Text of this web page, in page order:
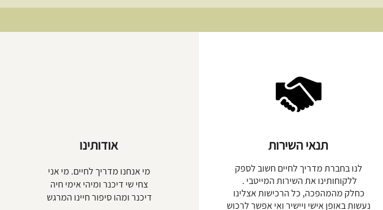
אודותינו
מי אנחנו מדריך לחיים. מי אני
צחי שי דיכנר ומיהי אימי חיה
דיכנר ומהו סיפור חיינו המרגש
לנו בחברת מדריך לחיים חשוב לספק
ללקוחותינו את השירות המייטבי .
כחלק מהמהפכה, כל הרכישות אצלינו
נעשות באופן אישי ויישיר ואי אפשר לרכוש